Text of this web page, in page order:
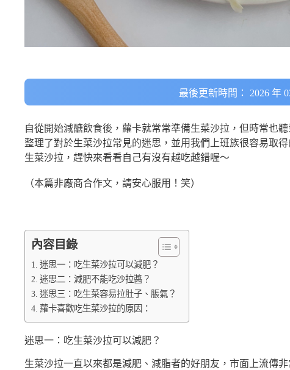
最後更新時間： 2026 年
自從開始減醣飲食後，蘿卡就常常準備生菜沙拉，但時常也
整理了對於生菜沙拉常見的迷思，並用我們上班族很容易取
生菜沙拉，趕快來看看自己有沒有越吃越錯喔～
（本篇非廠商合作文，請安心服用！笑）
內容目錄
迷思一：吃生菜沙拉可以減肥？
迷思二：減肥不能吃沙拉醬？
迷思三：吃生菜容易拉肚子、脹氣？
蘿卡喜歡吃生菜沙拉的原因：
迷思一：吃生菜沙拉可以減肥？
生菜沙拉一直以來都是減肥、減脂者的好朋友，市面上流傳